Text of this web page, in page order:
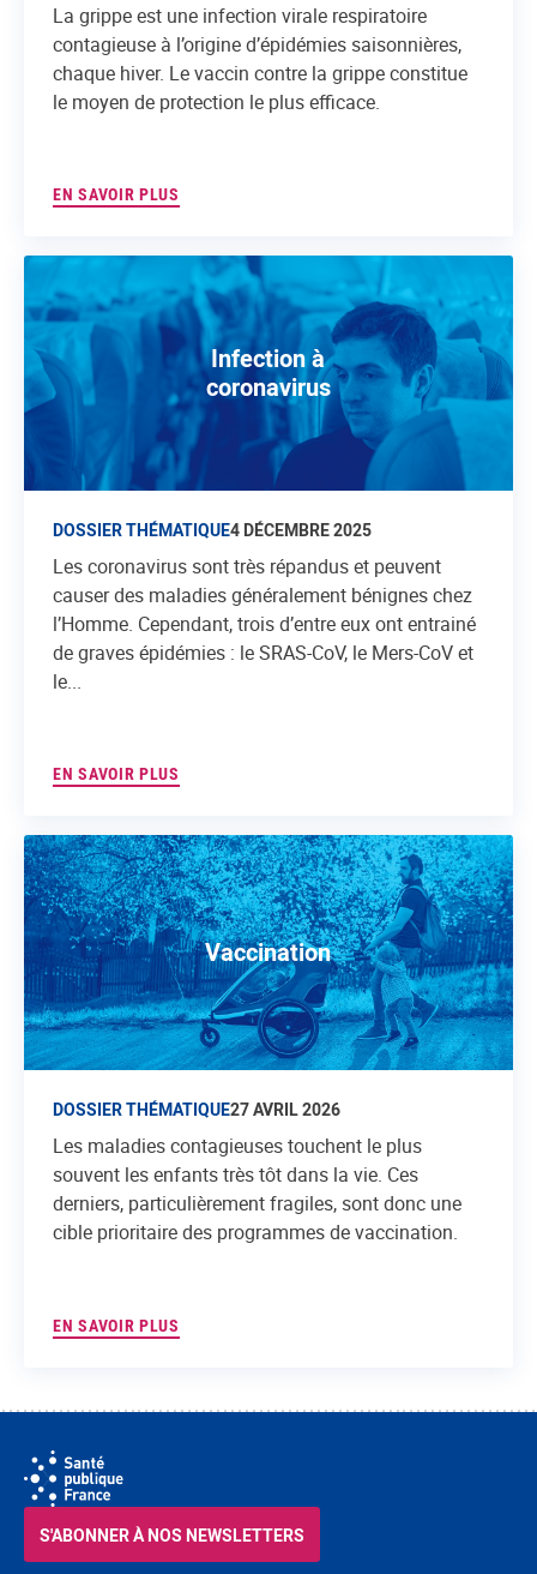
La grippe est une infection virale respiratoire
contagieuse à l’origine d’épidémies saisonnières,
chaque hiver. Le vaccin contre la grippe constitue
le moyen de protection le plus efficace.
EN SAVOIR PLUS
Infection à
coronavirus
DOSSIER THÉMATIQUE4 DÉCEMBRE 2025
Les coronavirus sont très répandus et peuvent
causer des maladies généralement bénignes chez
l’Homme. Cependant, trois d’entre eux ont entrainé
de graves épidémies : le SRAS-CoV, le Mers-CoV et
le...
EN SAVOIR PLUS
Vaccination
DOSSIER THÉMATIQUE27 AVRIL 2026
Les maladies contagieuses touchent le plus
souvent les enfants très tôt dans la vie. Ces
derniers, particulièrement fragiles, sont donc une
cible prioritaire des programmes de vaccination.
EN SAVOIR PLUS
S'ABONNER À NOS NEWSLETTERS